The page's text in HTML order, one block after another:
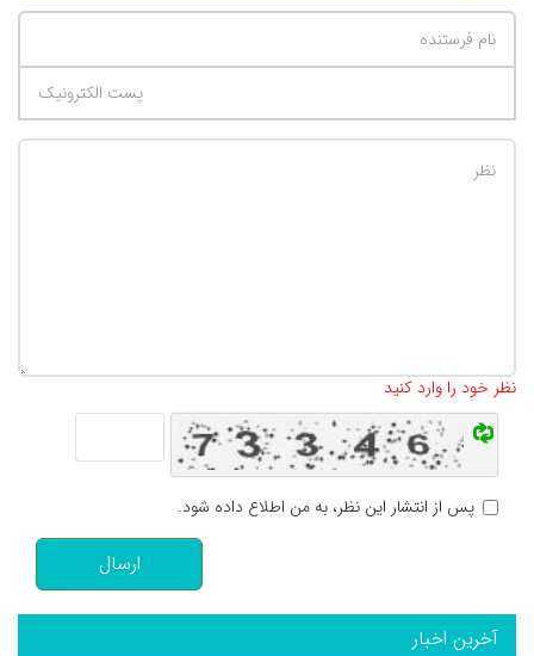
نظر خود را وارد کنید
پس از انتشار این نظر، به من اطلاع داده شود.
ارسال
آخرین اخبار